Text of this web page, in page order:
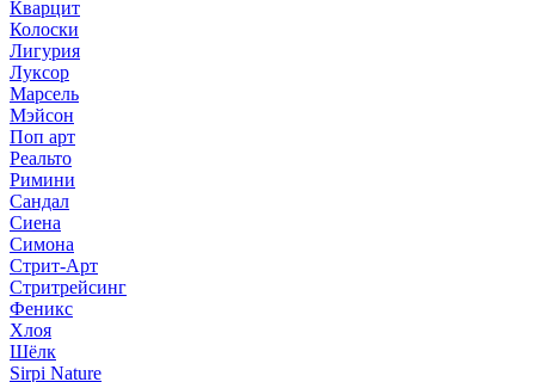
Кварцит
Колоски
Лигурия
Луксор
Марсель
Мэйсон
Поп арт
Реальто
Римини
Сандал
Сиена
Симона
Стрит-Арт
Стритрейсинг
Феникс
Хлоя
Шёлк
Sirpi Nature